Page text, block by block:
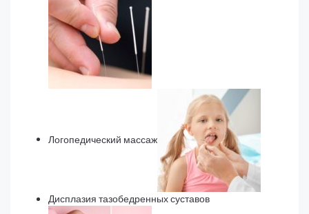
Логопедический массаж
Дисплазия тазобедренных суставов